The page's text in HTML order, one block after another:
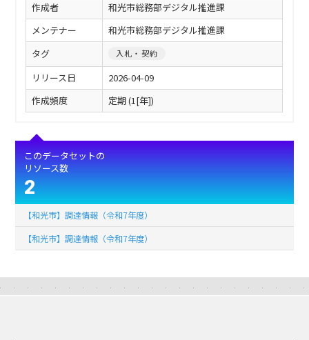
作成者
和光市総務部デジタル推進課
メンテナー
和光市総務部デジタル推進課
タグ
入札・契約
リリース日
2026-04-09
作成頻度
定期 (1[年])
このデータセットの
リソース数
2
【和光市】調達情報（令和7年度）
【和光市】調達情報（令和7年度）